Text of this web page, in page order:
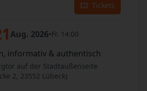
Tickets
Aug. 2026•Fr. 14:00
informativ & authentisch
auf der Stadtaußenseite
2, 23552 Lübeck)